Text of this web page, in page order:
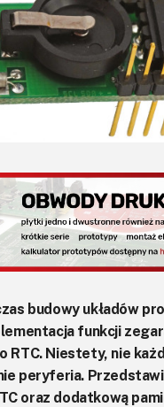
budowy układów
funkcji
RTC. Niestety, nie
peryferia.
oraz dodatkową